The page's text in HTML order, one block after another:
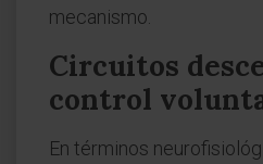
mecanismo.
Circuitos
control
En términos